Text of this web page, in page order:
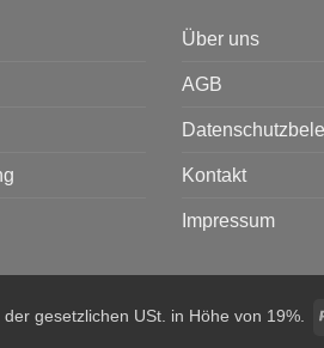
Über uns
AGB
Kontakt
Impressum
gesetzlichen USt. in Höhe von 19%.